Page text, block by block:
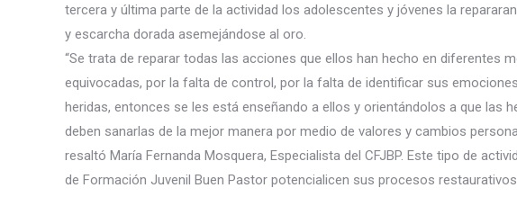
tercera y última parte de la actividad los adolescentes y jóvenes la
y escarcha dorada asemejándose al oro.
“Se trata de reparar todas las acciones que ellos han hecho en diferentes
equivocadas, por la falta de control, por la falta de identificar sus
heridas, entonces se les está enseñando a ellos y orientándolos a que las
deben sanarlas de la mejor manera por medio de valores y cambios
resaltó María Fernanda Mosquera, Especialista del CFJBP. Este tipo de
de Formación Juvenil Buen Pastor potencialicen sus procesos